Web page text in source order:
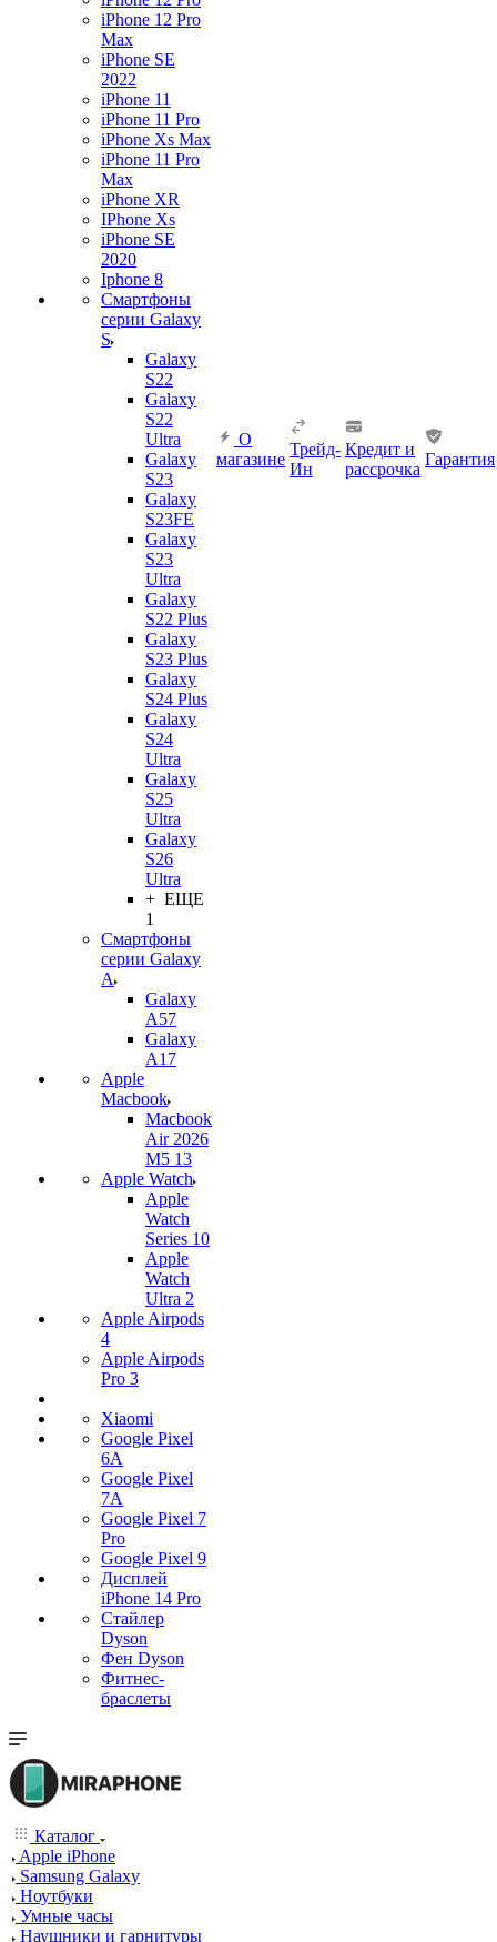
iPhone 12 Pro
Max
iPhone SE
2022
iPhone 11
iPhone 11 Pro
iPhone Xs Max
iPhone 11 Pro
Max
iPhone XR
IPhone Xs
iPhone SE
2020
Iphone 8
Смартфоны
серии Galaxy
S
Galaxy
S22
Galaxy
S22
Ultra
Galaxy
S23
Galaxy
S23FE
Galaxy
S23
Ultra
Galaxy
S22 Plus
Galaxy
S23 Plus
Galaxy
S24 Plus
Galaxy
S24
Ultra
Galaxy
S25
Ultra
Galaxy
S26
Ultra
+ ЕЩЕ
1
Смартфоны
серии Galaxy
A
Galaxy
A57
Galaxy
A17
Apple
Macbook
Macbook
Air 2026
M5 13
Apple Watch
Apple
Watch
Series 10
Apple
Watch
Ultra 2
Apple Airpods
4
Apple Airpods
Pro 3
Xiaomi
Google Pixel
6A
Google Pixel
7А
Google Pixel 7
Pro
Google Pixel 9
Дисплей
iPhone 14 Pro
Стайлер
Dyson
Фен Dyson
Фитнес-
браслеты
О
магазине
Трейд-
Ин
Кредит и
рассрочка
Гарантия
Каталог
Apple iPhone
Samsung Galaxy
Ноутбуки
Умные часы
Наушники и гарнитуры